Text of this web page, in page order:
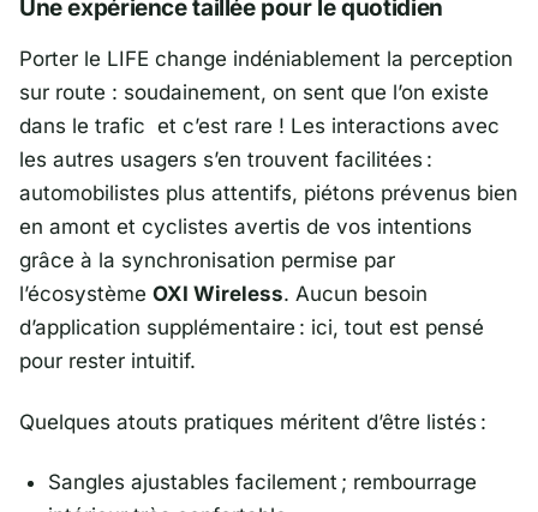
Une expérience taillée pour le quotidien
Porter le LIFE change indéniablement la perception
sur route : soudainement, on sent que l’on existe
dans le trafic et c’est rare ! Les interactions avec
les autres usagers s’en trouvent facilitées :
automobilistes plus attentifs, piétons prévenus bien
en amont et cyclistes avertis de vos intentions
grâce à la synchronisation permise par
l’écosystème OXI Wireless. Aucun besoin
d’application supplémentaire : ici, tout est pensé
pour rester intuitif.
Quelques atouts pratiques méritent d’être listés :
Sangles ajustables facilement ; rembourrage